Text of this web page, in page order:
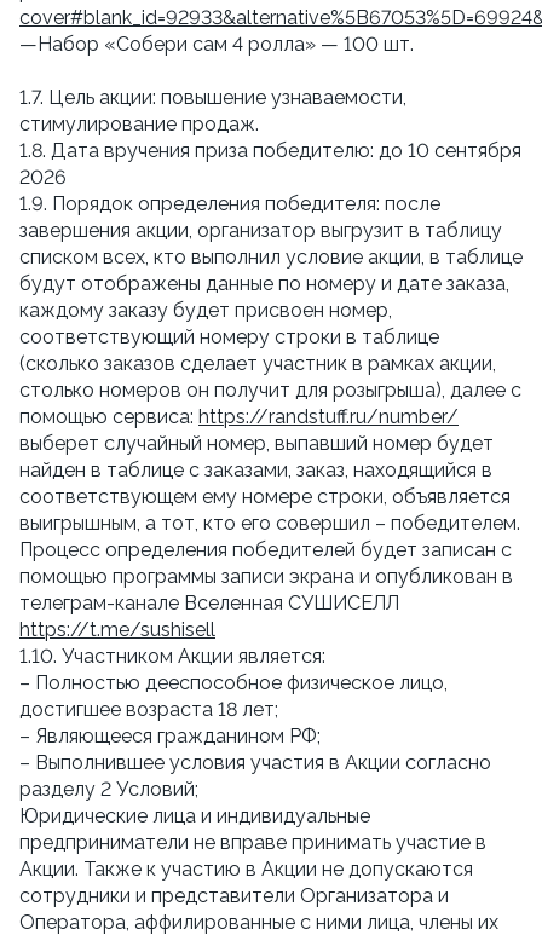
—Набор «Собери сам 4 ролла» — 100 шт.
1.7. Цель акции: повышение узнаваемости,
стимулирование продаж.
1.8. Дата вручения приза победителю: до 10 сентября
2026
1.9. Порядок определения победителя: после
завершения акции, организатор выгрузит в таблицу
списком всех, кто выполнил условие акции, в таблице
будут отображены данные по номеру и дате заказа,
каждому заказу будет присвоен номер,
соответствующий номеру строки в таблице
(сколько заказов сделает участник в рамках акции,
столько номеров он получит для розыгрыша), далее с
помощью сервиса: https://randstuff.ru/number/
выберет случайный номер, выпавший номер будет
найден в таблице с заказами, заказ, находящийся в
соответствующем ему номере строки, объявляется
выигрышным, а тот, кто его совершил – победителем.
Процесс определения победителей будет записан с
помощью программы записи экрана и опубликован в
телеграм-канале Вселенная СУШИСЕЛЛ
https://t.me/sushisell
1.10. Участником Акции является:
– Полностью дееспособное физическое лицо,
достигшее возраста 18 лет;
– Являющееся гражданином РФ;
– Выполнившее условия участия в Акции согласно
разделу 2 Условий;
Юридические лица и индивидуальные
предприниматели не вправе принимать участие в
Акции. Также к участию в Акции не допускаются
сотрудники и представители Организатора и
Оператора, аффилированные с ними лица, члены их